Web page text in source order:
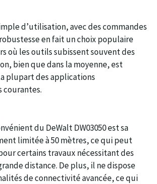
d’utilisation, avec des commandes
en fait un choix populaire
où les outils subissent souvent des
bien que dans la moyenne, est
plupart des applications
courantes.
du DeWalt DW03050 est sa
limitée à 50 mètres, ce qui peut
certains travaux nécessitant des
distance. De plus, il ne dispose
de connectivité avancée, ce qui